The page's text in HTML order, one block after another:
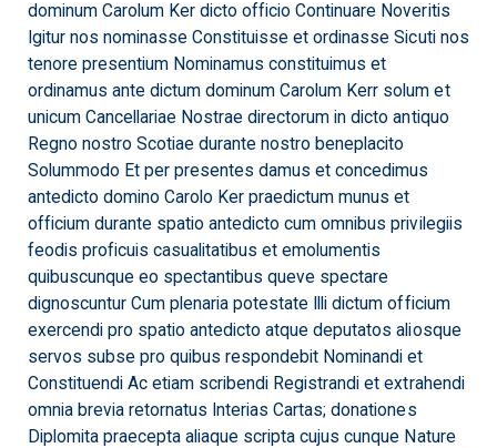
dominum Carolum Ker dicto officio Continuare Noveritis
Igitur nos nominasse Constituisse et ordinasse Sicuti nos
tenore presentium Nominamus constituimus et
ordinamus ante dictum dominum Carolum Kerr solum et
unicum Cancellariae Nostrae directorum in dicto antiquo
Regno nostro Scotiae durante nostro beneplacito
Solummodo Et per presentes damus et concedimus
antedicto domino Carolo Ker praedictum munus et
officium durante spatio antedicto cum omnibus privilegiis
feodis proficuis casualitatibus et emolumentis
quibuscunque eo spectantibus queve spectare
dignoscuntur Cum plenaria potestate Illi dictum officium
exercendi pro spatio antedicto atque deputatos aliosque
servos subse pro quibus respondebit Nominandi et
Constituendi Ac etiam scribendi Registrandi et extrahendi
omnia brevia retornatus Interias Cartas; donationes
Diplomita praecepta aliaque scripta cujus cunque Nature